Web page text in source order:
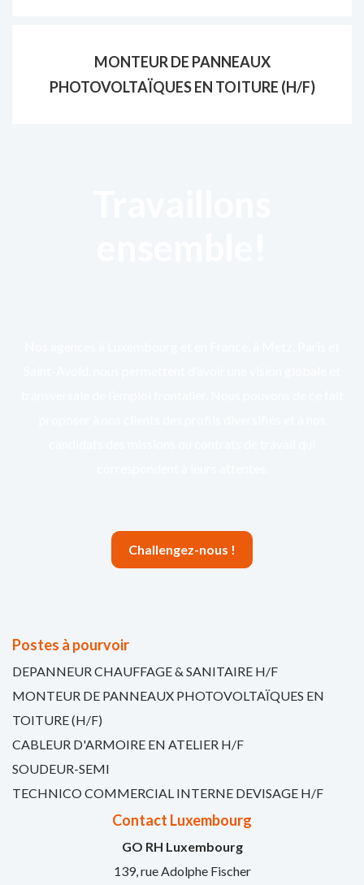
MONTEUR DE PANNEAUX
PHOTOVOLTAÏQUES EN TOITURE (H/F)
Challengez-nous !
Postes à pourvoir
DEPANNEUR CHAUFFAGE & SANITAIRE H/F
MONTEUR DE PANNEAUX PHOTOVOLTAÏQUES EN
TOITURE (H/F)
CABLEUR D'ARMOIRE EN ATELIER H/F
SOUDEUR-SEMI
TECHNICO COMMERCIAL INTERNE DEVISAGE H/F
Contact Luxembourg
GO RH Luxembourg
139, rue Adolphe Fischer